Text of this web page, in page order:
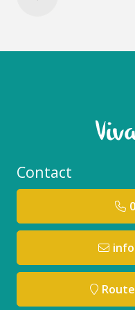
een dunne,
van de huid te
van Antarctica.
en uitdroging, en
Tocopheryl Acetaat:
schade door vrije
genezing van de
veroudering te
vochtverlies.
Ascorbyl
Contact